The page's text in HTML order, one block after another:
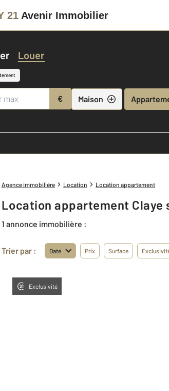
21 Avenir Immobilier
Louer
€ Maison
Agence immobilière Location Location appartement
Location appartement Claye
1 annonce immobilière :
Trier par : Date Prix Surface
Exclusivité